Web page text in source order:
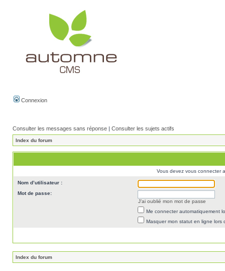
Connexion
Consulter les messages sans réponse | Consulter les sujets actifs
Index du forum
Vous devez vous connecter
Nom d’utilisateur :
Mot de passe:
J’ai oublié mon mot de passe
Me connecter automatiquement
Masquer mon statut en ligne lors
Index du forum